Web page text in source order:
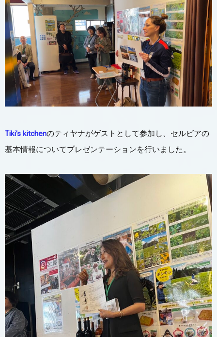
Tiki’s kitchenのティヤナがゲストとして参加し、セルビアの
基本情報についてプレゼンテーションを行いました。